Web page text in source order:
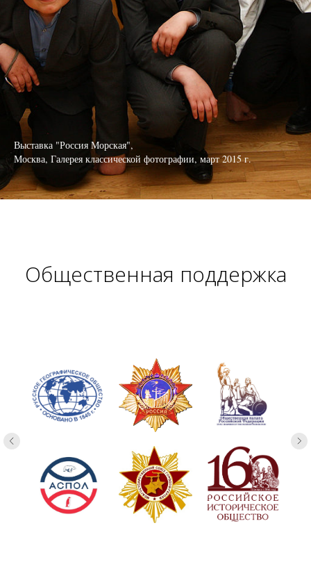
Выставка "Россия Морская",
Москва, Галерея классической фотографии, март 2015 г.
Общественная поддержка